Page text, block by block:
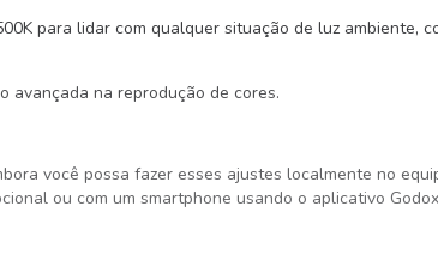
para lidar com qualquer situação de luz ambiente,
avançada na reprodução de cores.
você possa fazer esses ajustes localmente no
ou com um smartphone usando o aplicativo